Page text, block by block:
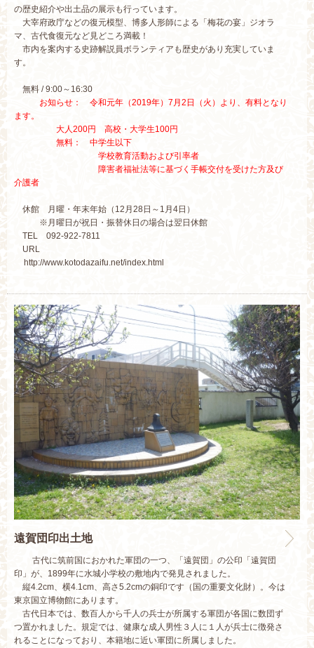
の歴史紹介や出土品の展示も行っています。
大宰府政庁などの復元模型、博多人形師による「梅花の宴」ジオラ
マ、古代食復元など見どころ満載！
市内を案内する史跡解説員ボランティアも歴史があり充実していま
す。
無料 / 9:00～16:30
お知らせ： 令和元年（2019年）7月2日（火）より、有料となり
ます。
大人200円 高校・大学生100円
無料： 中学生以下
学校教育活動および引率者
障害者福祉法等に基づく手帳交付を受けた方及び
介護者
休館 月曜・年末年始（12月28日～1月4日）
※月曜日が祝日・振替休日の場合は翌日休館
TEL 092-922-7811
URL
http://www.kotodazaifu.net/index.html
遠賀団印出土地
古代に筑前国におかれた軍団の一つ、「遠賀団」の公印「遠賀団
印」が、1899年に水城小学校の敷地内で発見されました。
縦4.2cm、横4.1cm、高さ5.2cmの銅印です（国の重要文化財）。今は
東京国立博物館にあります。
古代日本では、数百人から千人の兵士が所属する軍団が各国に数団ず
つ置かれました。規定では、健康な成人男性３人に１人が兵士に徴発さ
れることになっており、本籍地に近い軍団に所属しました。